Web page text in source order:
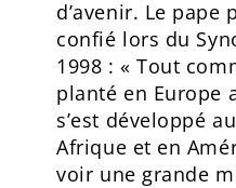
d’avenir. Le pape
confié lors du
1998 : « Tout
planté en Europe
s’est développé
Afrique et en
voir une grande